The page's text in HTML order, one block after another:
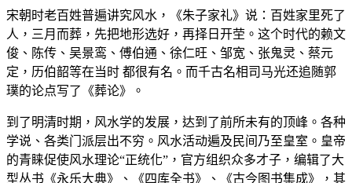
宋朝时老百姓普遍讲究风水，《朱子家礼》说：百姓家里死了
人，三月而葬，先把地形选好，再择日开茔。这个时代的赖文
俊、陈传、吴景鸾、傅伯通、徐仁旺、邹宽、张鬼灵、蔡元
定，历伯韶等在当时 都很有名。而千古名相司马光还追随郭
璞的论点写了《葬论》。
到了明清时期，风水学的发展，达到了前所未有的顶峰。各种
学说、各类门派层出不穷。风水活动遍及民间乃至皇室。皇帝
的青睐促使风水理论“正统化”，官方组织众多才子，编辑了大
型丛书《永乐大典》、《四库全书》、《古今图书集成》，其